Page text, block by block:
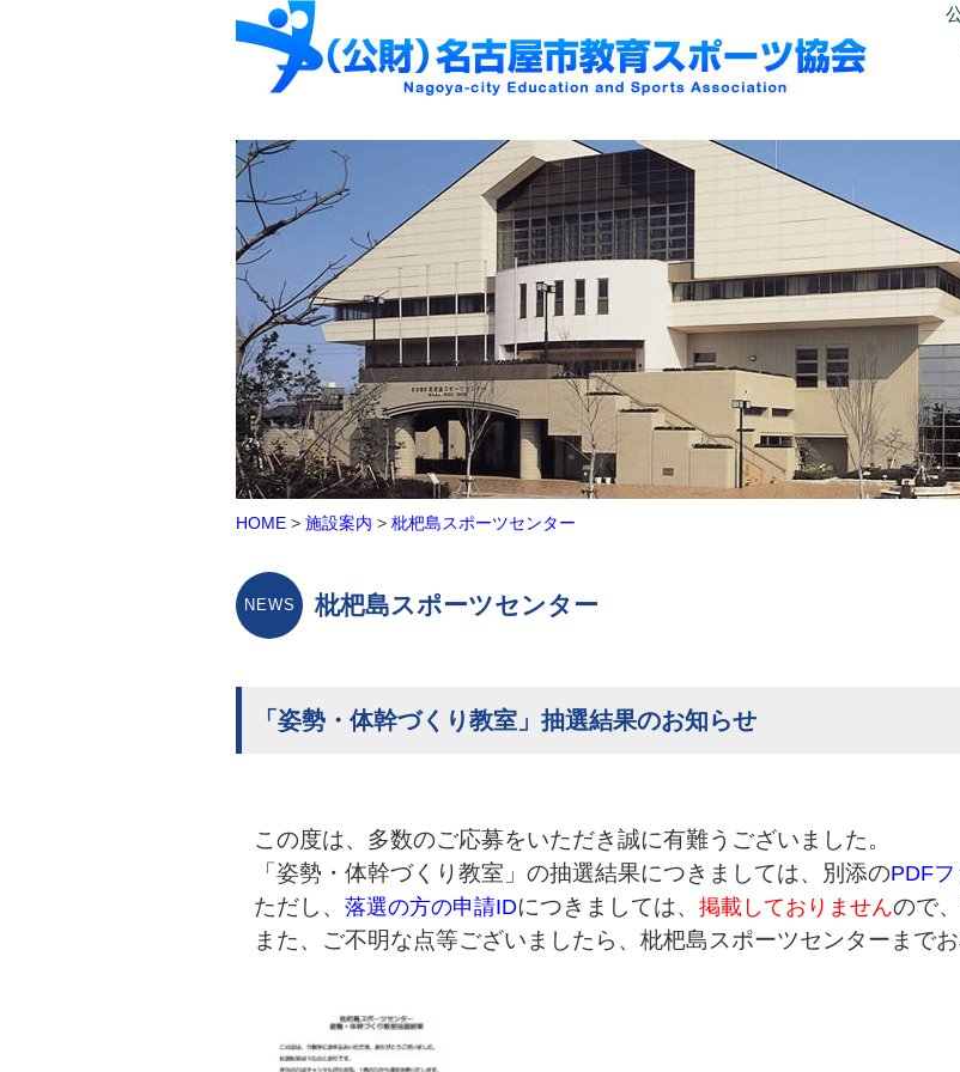
HOME > 施設案内 > 枇杷島スポーツセンター
枇杷島スポーツセンター
「姿勢・体幹づくり教室」抽選結果のお知らせ
この度は、多数のご応募をいただき誠に有難うございました。
「姿勢・体幹づくり教室」の抽選結果につきましては、別添のPDF
ただし、 落選の方の申請IDにつきましては、 掲載しておりませんので
また、ご不明な点等ございましたら、枇杷島スポーツセンターまでお